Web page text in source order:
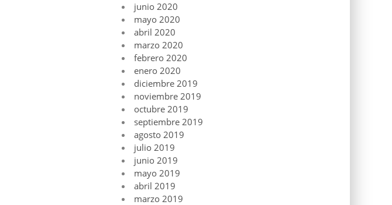
junio 2020
mayo 2020
abril 2020
marzo 2020
febrero 2020
enero 2020
diciembre 2019
noviembre 2019
octubre 2019
septiembre 2019
agosto 2019
julio 2019
junio 2019
mayo 2019
abril 2019
marzo 2019